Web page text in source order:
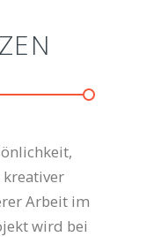
Arbeit im
wird bei